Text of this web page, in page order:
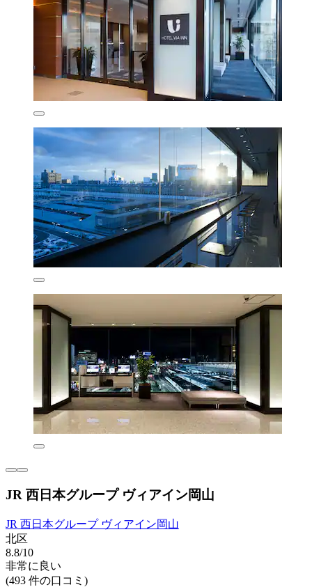
JR 西日本グループ ヴィアイン岡山
JR 西日本グループ ヴィアイン岡山
北区
8.8/10
非常に良い
(493 件の口コミ)